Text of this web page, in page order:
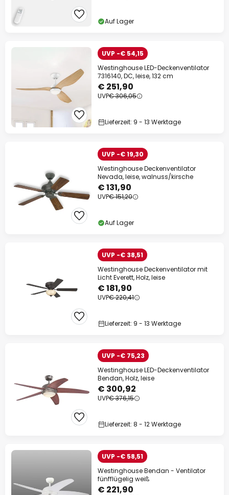
Auf Lager
UVP -€ 54,15
Westinghouse LED-Deckenventilator
7316140, DC, leise, 132 cm
€ 251,90
UVP€ 306,05
Lieferzeit: 9 - 13 Werktage
UVP -€ 19,30
Westinghouse Deckenventilator
Nevada, leise, walnuss/kirsche
€ 131,90
UVP€ 151,20
Auf Lager
UVP -€ 38,51
Westinghouse Deckenventilator mit
Licht Everett, Holz, leise
€ 181,90
UVP€ 220,41
Lieferzeit: 9 - 13 Werktage
UVP -€ 75,23
Westinghouse LED-Deckenventilator
Bendan, Holz, leise
€ 300,92
UVP€ 376,15
Lieferzeit: 8 - 12 Werktage
UVP -€ 58,51
Westinghouse Bendan - Ventilator
fünfflügelig weiß
€ 221,90